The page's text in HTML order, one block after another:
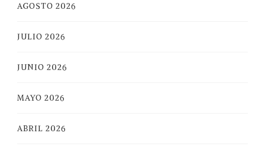
AGOSTO 2026
JULIO 2026
JUNIO 2026
MAYO 2026
ABRIL 2026